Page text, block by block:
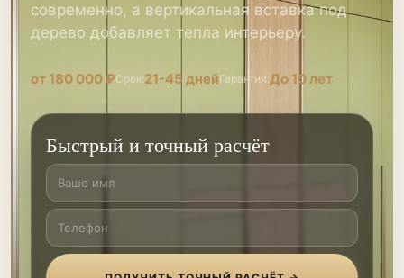
современно, а вертикальная вставка под
дерево добавляет тепла интерьеру.
от 180 000 ₽Срок:21-45 днейГарантия:До 10 лет
Быстрый и точный расчёт